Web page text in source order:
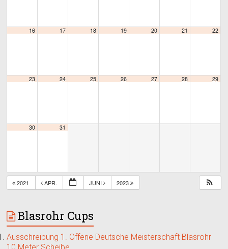
16 17 18 19 20 21 22
23 24 25 26 27 28 29
30 31
2021 APR. JUNI 2023
Blasrohr Cups
Ausschreibung 1. Offene Deutsche Meisterschaft Blasrohr
10 Meter Scheibe